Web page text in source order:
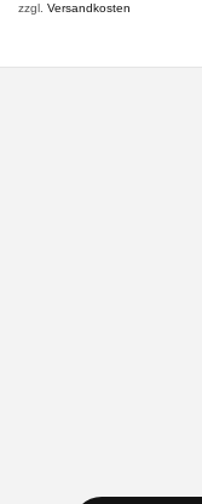
zzgl.Versandkosten